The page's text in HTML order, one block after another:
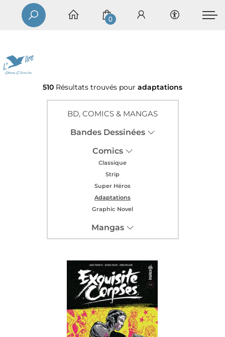
0
510 Résultats trouvés pour adaptations
BD, COMICS & MANGAS
Bandes Dessinées
Comics
Classique
Strip
Super Héros
Adaptations
Graphic Novel
Mangas